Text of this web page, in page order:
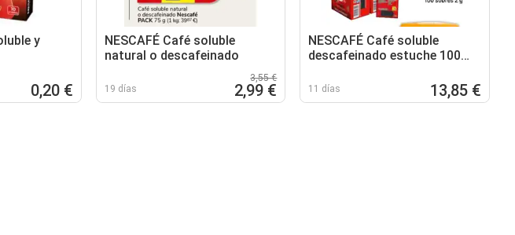
y
0,20 €
NESCAFÉ Café soluble
natural o descafeinado
19 días
3,55 €
2,99 €
NESCAFÉ Café soluble
descafeinado estuche 100
11 días 13,85 €